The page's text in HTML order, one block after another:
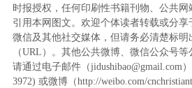
时报授权，任何印刷性书籍刊物、公共
引用本网图文。欢迎个体读者转载或分享
微信及其他社交媒体，但请务必清楚标明
（URL）。其他公共微博、微信公众号等
请通过电子邮件（jidushibao@gmail.com
3972) ‬或微博（http://weibo.com/